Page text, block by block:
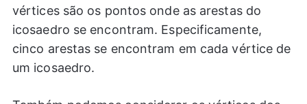
vértices são os pontos onde as arestas do
icosaedro se encontram. Especificamente,
cinco arestas se encontram em cada vértice de
um icosaedro.